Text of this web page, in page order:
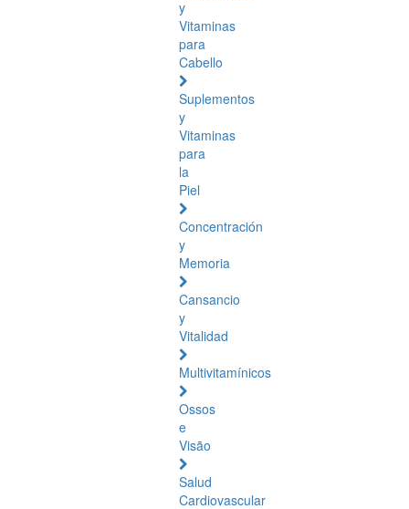
y
Vitaminas
para
Cabello
Suplementos
y
Vitaminas
para
la
Piel
Concentración
y
Memoria
Cansancio
y
Vitalidad
Multivitamínicos
Ossos
e
Visão
Salud
Cardiovascular